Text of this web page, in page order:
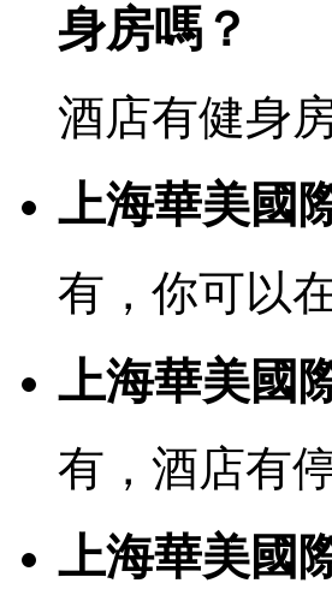
身房嗎？
酒店有健身
上海華美國
有，你可以
上海華美國
有，酒店有
上海華美國